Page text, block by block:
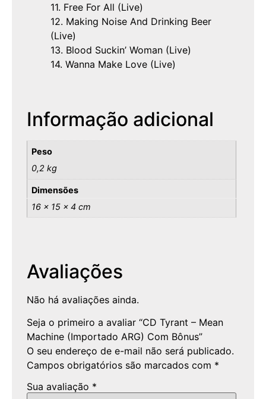
11. Free For All (Live)
12. Making Noise And Drinking Beer
(Live)
13. Blood Suckin’ Woman (Live)
14. Wanna Make Love (Live)
Informação adicional
Peso
0,2 kg
Dimensões
16 × 15 × 4 cm
Avaliações
Não há avaliações ainda.
Seja o primeiro a avaliar “CD Tyrant – Mean
Machine (Importado ARG) Com Bônus”
O seu endereço de e-mail não será publicado.
Campos obrigatórios são marcados com *
Sua avaliação *